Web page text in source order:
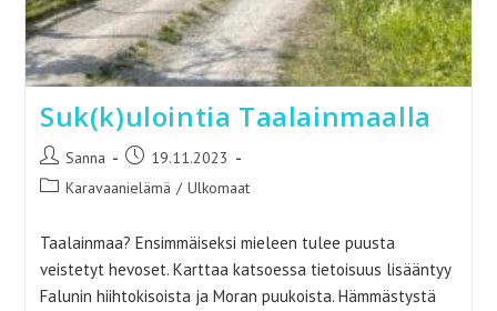
Suk(k)ulointia Taalainmaalla
Artikkelin
kirjoittaja:
Sanna
Artikkeli
julkaistu:
19.11.2023
Artikkelin
Karavaanielämä / Ulkomaat
Taalainmaa? Ensimmäiseksi mieleen tulee puusta
veistetyt hevoset. Karttaa katsoessa tietoisuus lisääntyy
Falunin hiihtokisoista ja Moran puukoista. Hämmästystä